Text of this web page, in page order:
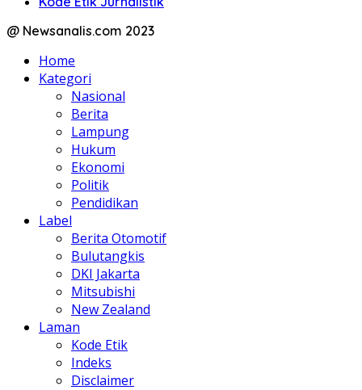
@ Newsanalis.com 2023
Home
Kategori
Nasional
Berita
Lampung
Hukum
Ekonomi
Politik
Pendidikan
Label
Berita Otomotif
Bulutangkis
DKI Jakarta
Mitsubishi
New Zealand
Laman
Kode Etik
Indeks
Disclaimer